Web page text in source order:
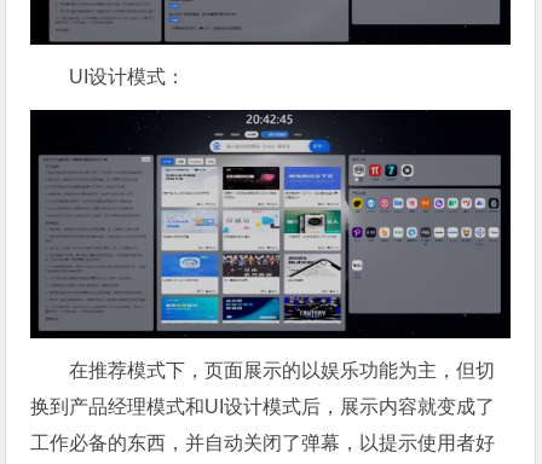
UI设计模式：
在推荐模式下，页面展示的以娱乐功能为主，但切
换到产品经理模式和UI设计模式后，展示内容就变成了
工作必备的东西，并自动关闭了弹幕，以提示使用者好